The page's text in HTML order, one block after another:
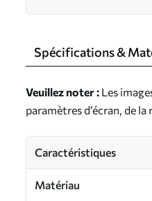
Spécifications &
Veuillez noter : Les
paramètres d’écran, de
Caractéristiques
Matériau